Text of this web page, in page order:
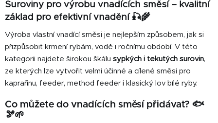
a
c
r
v
k
y
ý
v
á
n
í
Suroviny pro výrobu vnadících směsí – kvalitní
základ pro efektivní vnadění 🎣🌾
Výroba vlastní vnadící směsi je nejlepším způsobem, jak si
přizpůsobit krmení rybám, vodě i ročnímu období. V této
kategorii najdete širokou škálu sypkých i tekutých surovin,
ze kterých lze vytvořit velmi účinné a cílené směsi pro
kaprařinu, feeder, method feeder i klasický lov bílé ryby.
Co můžete do vnadících směsí přidávat? 🐟
🫘🌱